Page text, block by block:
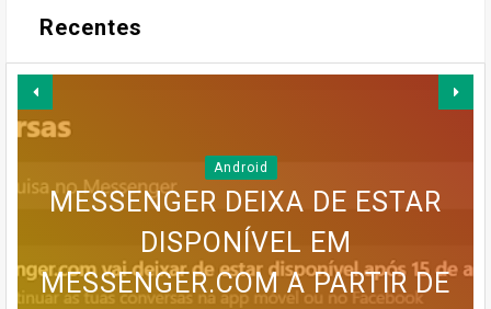
Recentes
GOOGLE EARTH PRO VAI
DESAPARECER: GOOGLE
Android
MESSENGER DEIXA DE ESTAR
DISPONÍVEL EM
MESSENGER.COM A PARTIR DE
SERVIÇO MEO CLOUD VAI SER
MAPA MENTAL PARA UM BLOG
INFOGRÁFICO PARA UM BLOG